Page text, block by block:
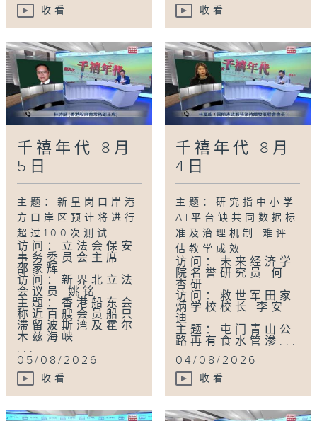
收看 收看
千禧年代 8月
5日
主题：新皇岗口岸港
方口岸区预计将进行
超过100次测试
访问：立法会保安
事务委员会主席
邵家辉
访问：新界北立法
会议员 姚铭
主题：香港船东会
称近百艘会员船只
滞留波斯湾及霍尔
木兹海峡
...
05/08/2026
收看
千禧年代 8月
4日
主题：研究指中小学
AI平台缺共同数据标
准及治理机制 难评
估教学成效
访问：未来经济学
院名誉研究员 何
杏研
访问：救世军田家
炳学校校长 李安
迪
主题：屯门青山公
路再有食水管渗...
04/08/2026
收看